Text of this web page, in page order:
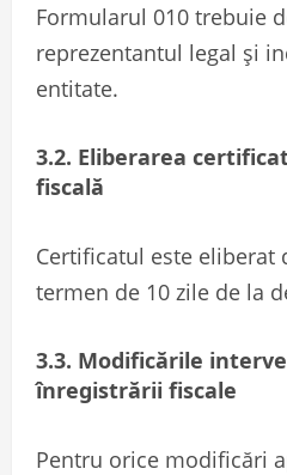
Formularul 010 trebuie
reprezentantul legal și
entitate.
3.2. Eliberarea
fiscală
Certificatul este eliberat
termen de 10 zile de la
3.3. Modificările
înregistrării fiscale
Pentru orice modificări